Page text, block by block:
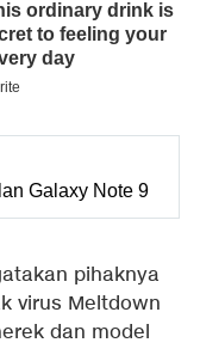
Galaxy Note 9
pihaknya
virus Meltdown
dan model